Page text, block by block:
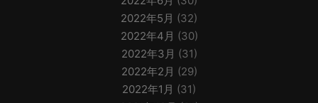
2022年5月 (32)
2022年4月 (30)
2022年3月 (31)
2022年2月 (29)
2022年1月 (31)